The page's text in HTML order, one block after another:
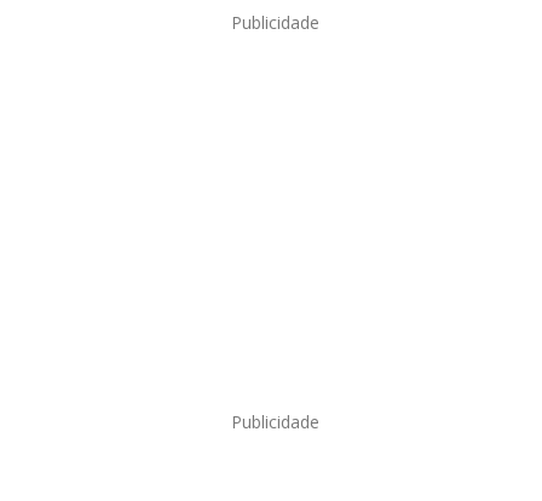
Publicidade
Publicidade